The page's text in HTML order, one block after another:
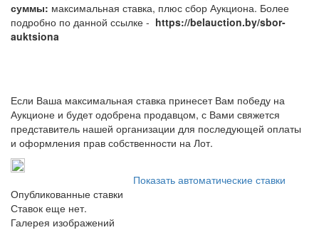
суммы: максимальная ставка, плюс сбор Аукциона. Более
подробно по данной ссылке - https://belauction.by/sbor-
auktsiona
Если Ваша максимальная ставка принесет Вам победу на
Аукционе и будет одобрена продавцом, с Вами свяжется
представитель нашей организации для последующей оплаты
и оформления прав собственности на Лот.
Показать автоматические ставки
Опубликованные ставки
Ставок еще нет.
Галерея изображений